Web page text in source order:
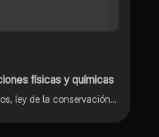
físicas y químicas
Cambios físicos y químicos, ley de la conservación de la materia